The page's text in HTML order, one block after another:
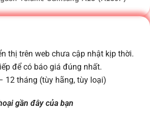
thị trên web chưa cập nhật kịp thời.
để có báo giá đúng nhất.
12 tháng (tùy hãng, tùy loại)
gần đây của bạn